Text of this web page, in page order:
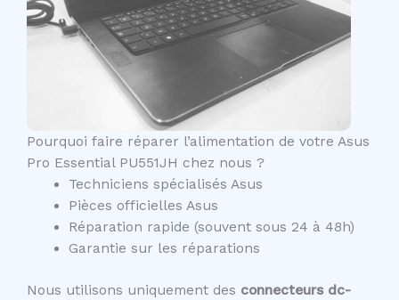
Pourquoi faire réparer l’alimentation de votre Asus
Pro Essential PU551JH chez nous ?
Techniciens spécialisés Asus
Pièces officielles Asus
Réparation rapide (souvent sous 24 à 48h)
Garantie sur les réparations
Nous utilisons uniquement des connecteurs dc-